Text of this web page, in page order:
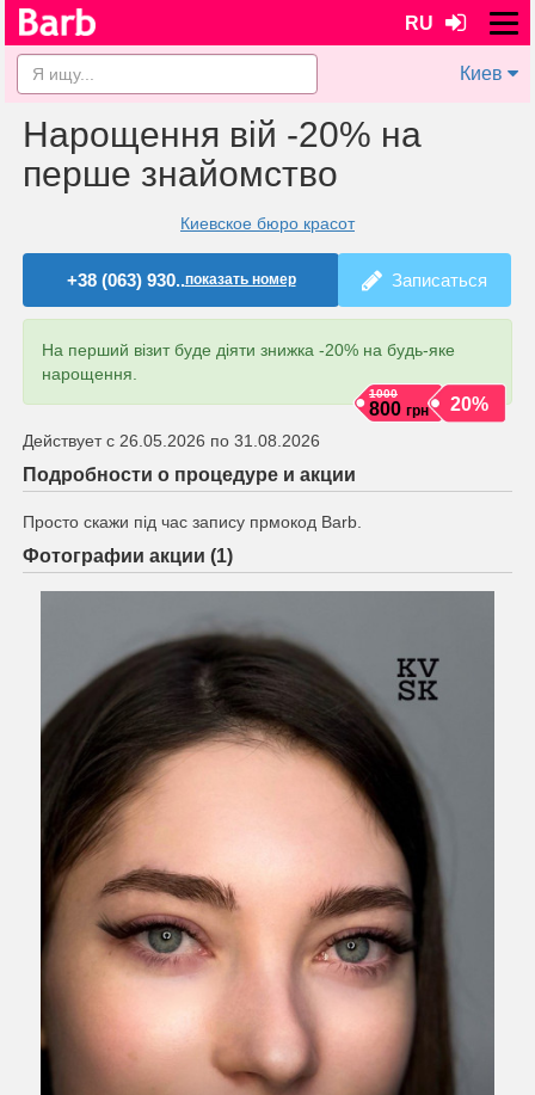
RU
Киев
Нарощення вій -20% на
перше знайомство
Киевское бюро красот
+38 (063) 930..показать номер Записаться
На перший візит буде діяти знижка -20% на будь-яке
нарощення.
20%
1000
800 грн
Действует с 26.05.2026 по 31.08.2026
Подробности о процедуре и акции
Просто скажи під час запису прмокод Barb.
Фотографии акции (1)